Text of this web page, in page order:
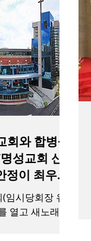
와 합병·김
정이 최우
시당회장 유
열고 새노래명